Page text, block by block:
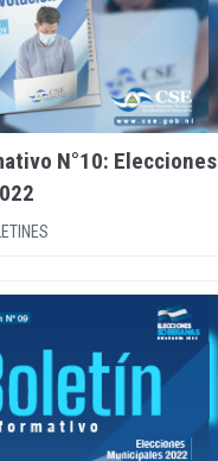
N°10: Elecciones